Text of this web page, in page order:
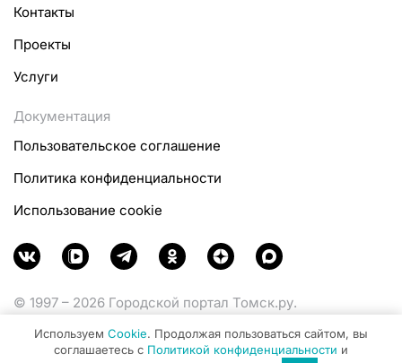
Контакты
Проекты
Услуги
Документация
Пользовательское соглашение
Политика конфиденциальности
Использование cookie
© 1997 – 2026 Городской портал Томск.ру.
Министерства цифрового развития, связи и массовых
коммуникаций Российской Федерации.
Используем Cookie. Продолжая пользоваться сайтом, вы
соглашаетесь с Политикой конфиденциальности и